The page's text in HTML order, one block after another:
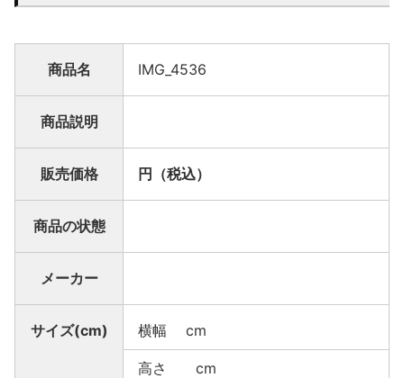
商品名 IMG_4536
商品説明
販売価格 円（税込）
商品の状態
メーカー
サイズ(cm) 横幅 cm
高さ cm